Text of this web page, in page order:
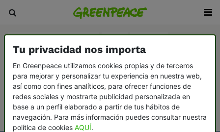
Democracia y contrapoder Desarme y paz
Ecofeminismo: la vida y el planeta, en el centro
Océanos
Tu privacidad nos importa
En Greenpeace utilizamos cookies propias y de terceros
para mejorar y personalizar tu experiencia en nuestra web,
así como con fines analíticos, para ofrecer funciones de
redes sociales y mostrarte publicidad personalizada en
base a un perfil elaborado a partir de tus hábitos de
navegación. Para más información puedes consultar nuestra
política de cookies AQUÍ.